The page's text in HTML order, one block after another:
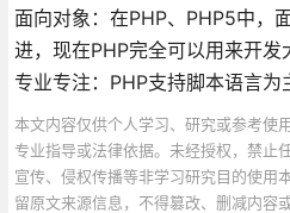
面向对象：在PHP、PHP5中，
进，现在PHP完全可以用来开发
专业专注：PHP支持脚本语言为
本文内容仅供个人学习、研究或参考使
专业指导或法律依据。未经授权，禁止
宣传、侵权传播等非学习研究目的使用
留原文来源信息，不得篡改、删减内容